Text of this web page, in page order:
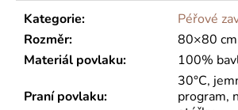
Kategorie:
Péřové
Rozměr:
80×80 cm
Materiál povlaku: 100%
Praní povlaku:
30°C,
program,